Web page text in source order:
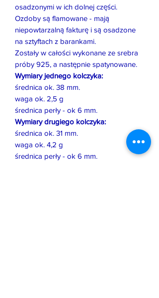
osadzonymi w ich dolnej części.
Ozdoby są flamowane - mają
niepowtarzalną fakturę i są osadzone
na sztyftach z barankami.
Zostały w całości wykonane ze srebra
próby 925, a następnie spatynowane.
Wymiary jednego kolczyka:
średnica ok. 38 mm.
waga ok. 2,5 g
średnica perły - ok 6 mm.
Wymiary drugiego kolczyka:
średnica ok. 31 mm.
waga ok. 4,2 g
średnica perły - ok 6 mm.